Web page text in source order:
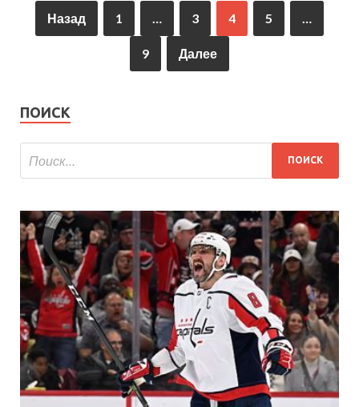
Назад 1 3 4 5
9 Далее
ПОИСК